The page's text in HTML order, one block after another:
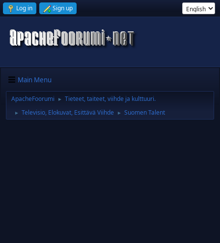
Log in Sign up
Main Menu
ApacheFoorumi ► Tieteet, taiteet, viihde ja kulttuuri.
► Televisio, Elokuvat, Esittävä Viihde ► Suomen Talent